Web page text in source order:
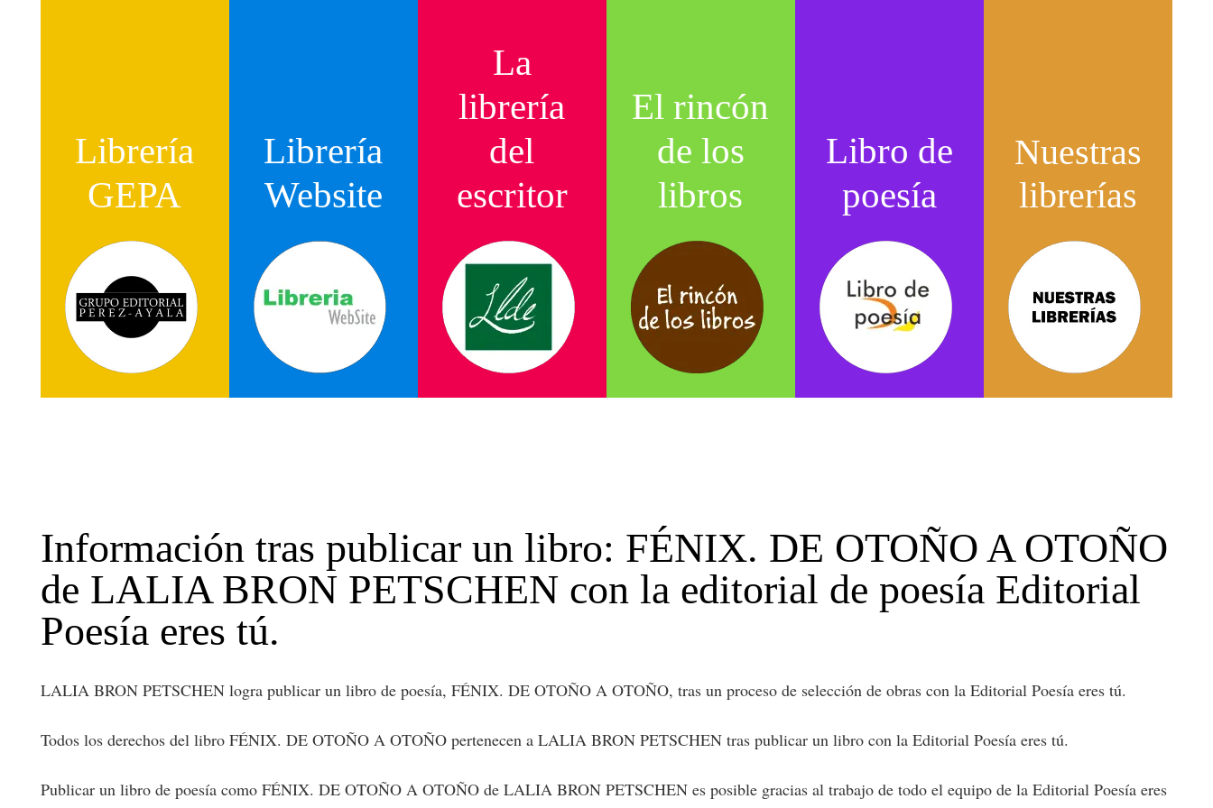
Librería
GEPA
Librería
Website
La
librería
del
escritor
El rincón
de los
libros
Libro de
poesía
Nuestras
librerías
Información tras publicar un libro: FÉNIX. DE OTOÑO A OTOÑO
de LALIA BRON PETSCHEN con la editorial de poesía Editorial
Poesía eres tú.
LALIA BRON PETSCHEN logra publicar un libro de poesía, FÉNIX. DE OTOÑO A OTOÑO, tras un proceso de selección de obras con la Editorial Poesía eres tú.
Todos los derechos del libro FÉNIX. DE OTOÑO A OTOÑO pertenecen a LALIA BRON PETSCHEN tras publicar un libro con la Editorial Poesía eres tú.
Publicar un libro de poesía como FÉNIX. DE OTOÑO A OTOÑO de LALIA BRON PETSCHEN es posible gracias al trabajo de todo el equipo de la Editorial Poesía eres